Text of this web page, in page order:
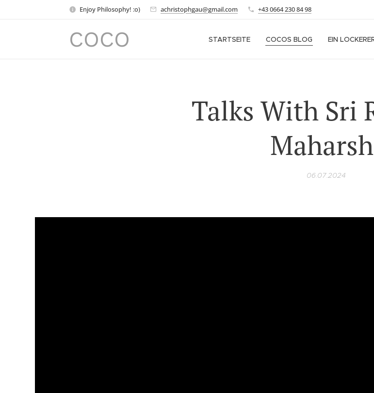
Enjoy Philosophy! :o) achristophgau@gmail.com +43 0664 230 84 98
COCO STARTSEITE COCOS BLOG EIN
Talks With Sri
06.07.2024